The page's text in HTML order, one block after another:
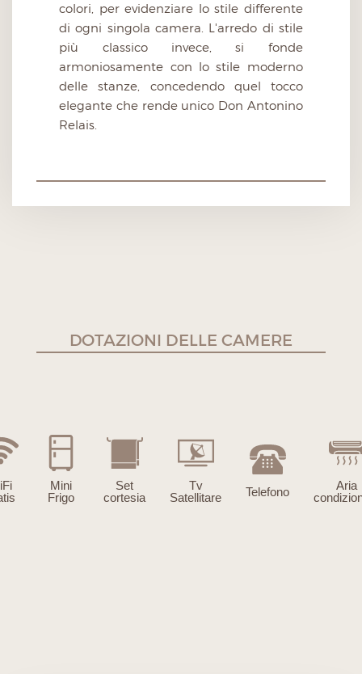
colori, per evidenziare lo stile differente
di ogni singola camera. L'arredo di stile
più classico invece, si fonde
armoniosamente con lo stile moderno
delle stanze, concedendo quel tocco
elegante che rende unico Don Antonino
Relais.
DOTAZIONI DELLE CAMERE
Mini
Frigo
Set
cortesia
Tv
Satellitare
Telefono
Aria